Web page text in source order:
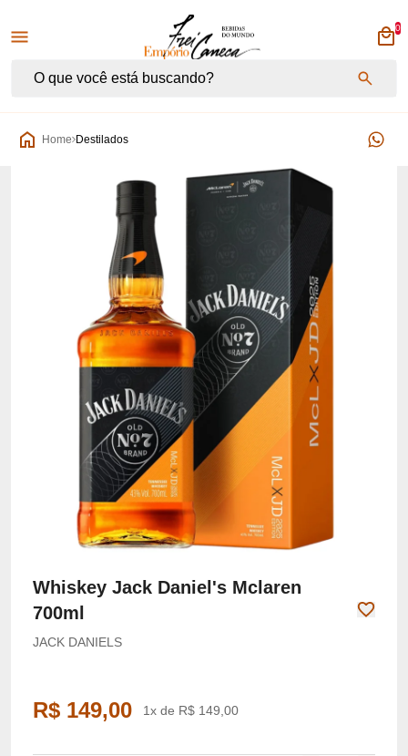
Empório Frei Caneca
0
Home Destilados
Whiskey Jack Daniel's Mclaren
700ml
JACK DANIELS
R$ 149,00 1x de R$ 149,00